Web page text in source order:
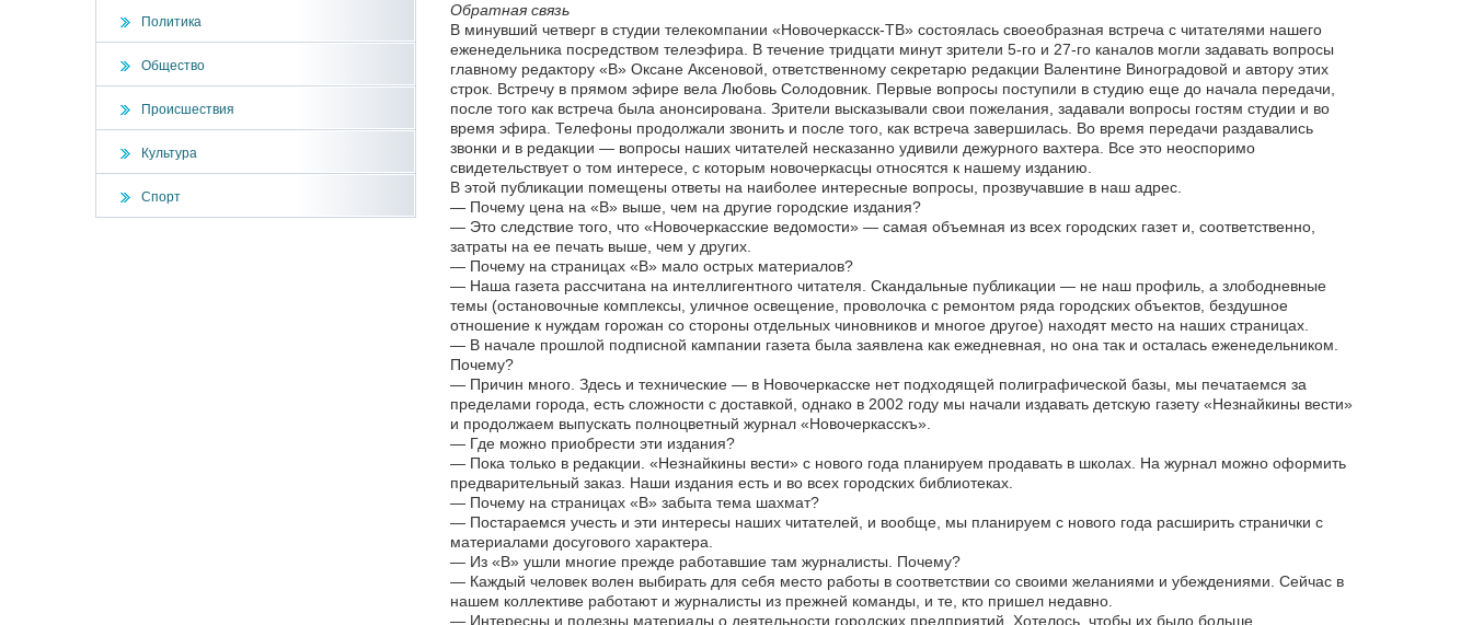
Политика
Общество
Происшествия
Культура
Спорт
Обратная связь
В минувший четверг в студии телекомпании «Новочеркасск-ТВ» состоялась своеобразная встреча с читателями нашего
еженедельника посредством телеэфира. В течение тридцати минут зрители 5-го и 27-го каналов могли задавать вопросы
главному редактору «В» Оксане Аксеновой, ответственному секретарю редакции Валентине Виноградовой и автору этих
строк. Встречу в прямом эфире вела Любовь Солодовник. Первые вопросы поступили в студию еще до начала передачи,
после того как встреча была анонсирована. Зрители высказывали свои пожелания, задавали вопросы гостям студии и во
время эфира. Телефоны продолжали звонить и после того, как встреча завершилась. Во время передачи раздавались
звонки и в редакции — вопросы наших читателей несказанно удивили дежурного вахтера. Все это неоспоримо
свидетельствует о том интересе, с которым новочеркасцы относятся к нашему изданию.
В этой публикации помещены ответы на наиболее интересные вопросы, прозвучавшие в наш адрес.
— Почему цена на «В» выше, чем на другие городские издания?
— Это следствие того, что «Новочеркасские ведомости» — самая объемная из всех городских газет и, соответственно,
затраты на ее печать выше, чем у других.
— Почему на страницах «В» мало острых материалов?
— Наша газета рассчитана на интеллигентного читателя. Скандальные публикации — не наш профиль, а злободневные
темы (остановочные комплексы, уличное освещение, проволочка с ремонтом ряда городских объектов, бездушное
отношение к нуждам горожан со стороны отдельных чиновников и многое другое) находят место на наших страницах.
— В начале прошлой подписной кампании газета была заявлена как ежедневная, но она так и осталась еженедельником.
Почему?
— Причин много. Здесь и технические — в Новочеркасске нет подходящей полиграфической базы, мы печатаемся за
пределами города, есть сложности с доставкой, однако в 2002 году мы начали издавать детскую газету «Незнайкины вести»
и продолжаем выпускать полноцветный журнал «Новочеркасскъ».
— Где можно приобрести эти издания?
— Пока только в редакции. «Незнайкины вести» с нового года планируем продавать в школах. На журнал можно оформить
предварительный заказ. Наши издания есть и во всех городских библиотеках.
— Почему на страницах «В» забыта тема шахмат?
— Постараемся учесть и эти интересы наших читателей, и вообще, мы планируем с нового года расширить странички с
материалами досугового характера.
— Из «В» ушли многие прежде работавшие там журналисты. Почему?
— Каждый человек волен выбирать для себя место работы в соответствии со своими желаниями и убеждениями. Сейчас в
нашем коллективе работают и журналисты из прежней команды, и те, кто пришел недавно.
— Интересны и полезны материалы о деятельности городских предприятий. Хотелось, чтобы их было больше.